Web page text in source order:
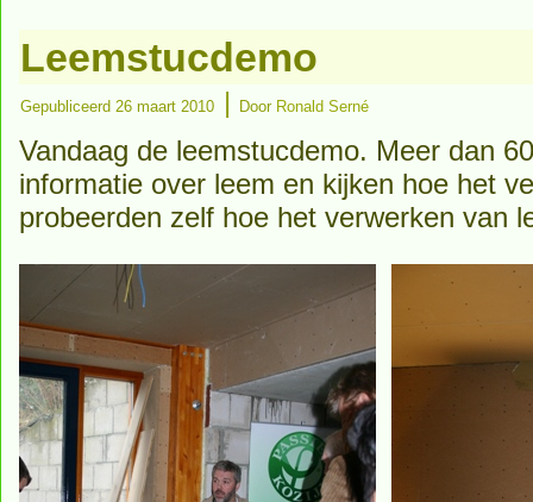
Leemstucdemo
Gepubliceerd 26 maart 2010 | Door Ronald Serné
Vandaag de leemstucdemo. Meer dan
informatie over leem en kijken hoe het
probeerden zelf hoe het verwerken van